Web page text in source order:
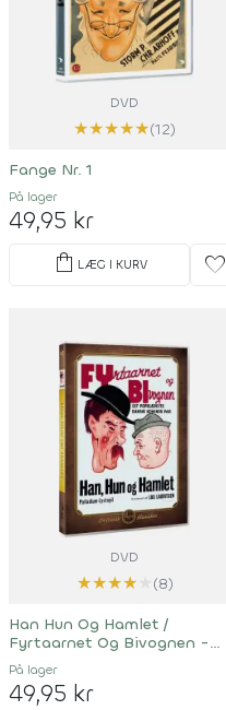
DVD
★★★★★(12)
Fange Nr. 1
På lager
49,95 kr
shopping_bag LÆG I KURV favorite
DVD
★★★★
(8)
Han Hun Og Hamlet /
Fyrtaarnet Og Bivognen -
1932
På lager
49,95 kr